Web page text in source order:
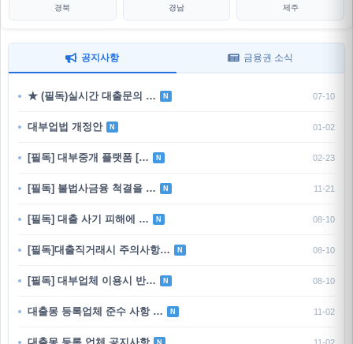
경북 경남 제주
공지사항 금융권 소식
★ (필독)실시간 대출문의 … N 07-10
대부업법 개정안 N 01-02
[필독] 대부중개 플랫폼 [… N 02-23
[필독] 불법사금융 척결을 … N 11-21
[필독] 대출 사기 피해에 … N 08-10
[필독]대출직거래시 주의사항… N 08-10
[필독] 대부업체 이용시 반… N 08-10
대출몽 등록업체 준수 사항 … N 11-02
N 11-02